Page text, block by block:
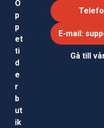
Ö
p
p
et
ti
d
e
r
b
ut
ik
E-mail:
Gå till